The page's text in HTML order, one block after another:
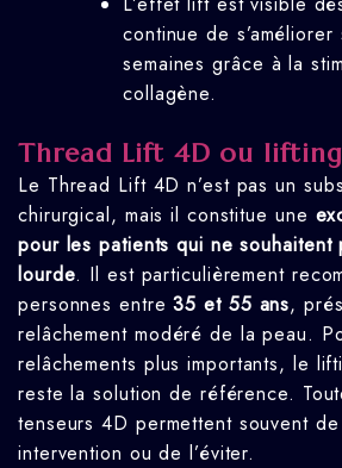
continue de s’améliorer
semaines grâce à la
collagène.
Thread Lift 4D ou
Le Thread Lift 4D n’est pas un
chirurgical, mais il constitue une
pour les patients qui ne souhaitent
lourde. Il est particulièrement
personnes entre35 et 55 ans,
relâchement modéré de la peau.
relâchements plus importants, le
reste la solution de référence.
tenseurs 4D permettent souvent
intervention ou de l’éviter.